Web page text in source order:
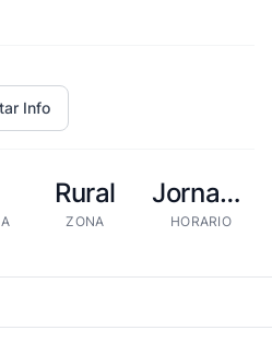
Info
Rural
ZONA
Jornada extendida
HORARIO